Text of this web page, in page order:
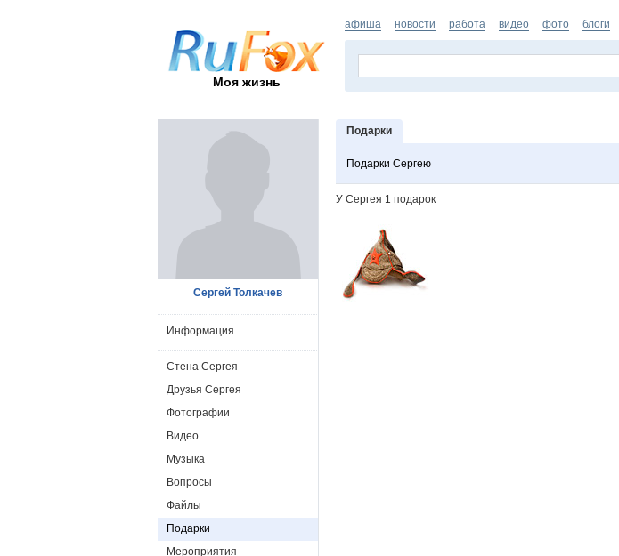
Моя жизнь
афиша новости работа видео фото блоги
Подарки
Подарки Сергею
У Сергея 1 подарок
Сергей Толкачев
Информация
Стена Сергея
Друзья Сергея
Фотографии
Видео
Музыка
Вопросы
Файлы
Подарки
Мероприятия